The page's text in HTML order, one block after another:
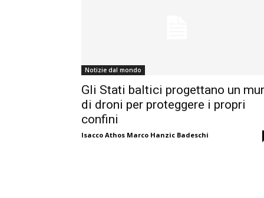
Notizie dal mondo
Gli Stati baltici progettano un
di droni per proteggere i propri
confini
Isacco Athos Marco Hanzic Badeschi